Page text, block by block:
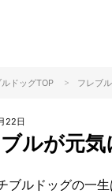
ドッグTOP > フレブル
22日
ルが元
ブルドッグの一